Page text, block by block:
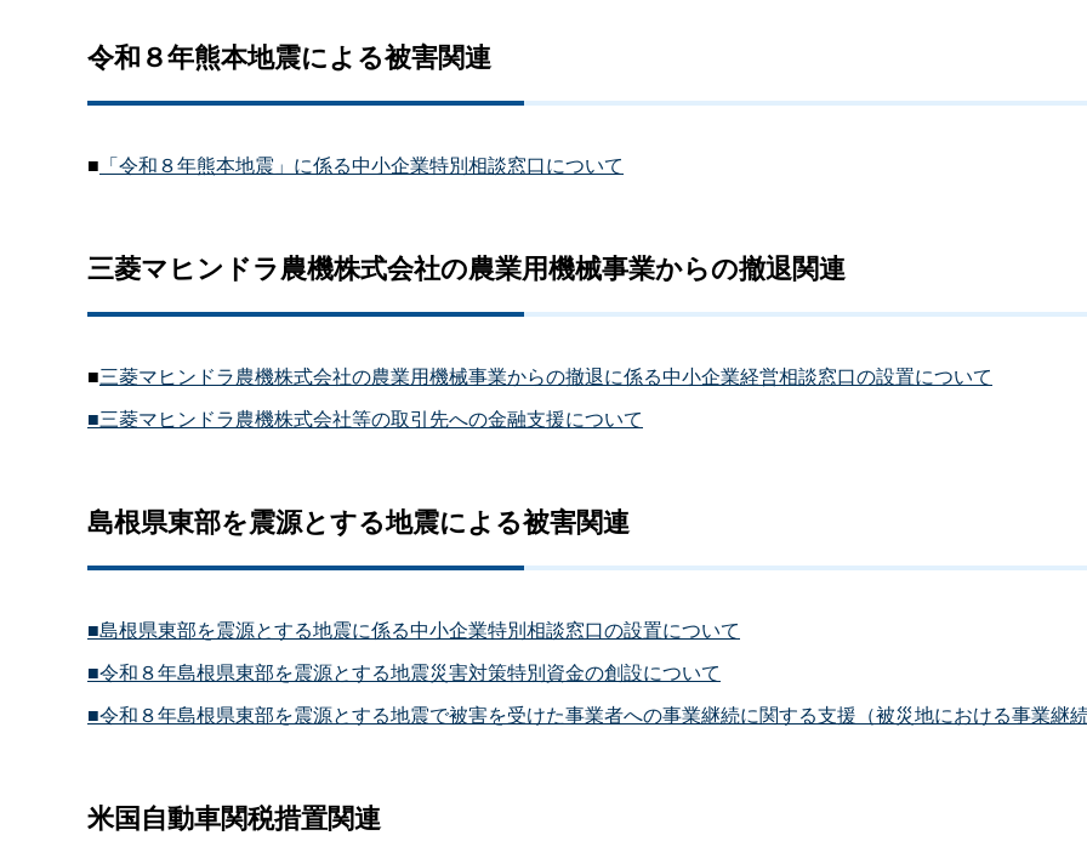
令和８年熊本地震による被害関連
■ 「令和８年熊本地震」に係る中小企業特別相談窓口について
三菱マヒンドラ農機株式会社の農業用機械事業からの撤退関連
■三菱マヒンドラ農機株式会社の農業用機械事業からの撤退に係る中小企業経営相談窓口の設置について
■三菱マヒンドラ農機株式会社等の取引先への金融支援について
島根県東部を震源とする地震による被害関連
■島根県東部を震源とする地震に係る中小企業特別相談窓口の設置について
■令和８年島根県東部を震源とする地震災害対策特別資金の創設について
■令和８年島根県東部を震源とする地震で被害を受けた事業者への事業継続に関する支援（被災地における事業継続
米国自動車関税措置関連